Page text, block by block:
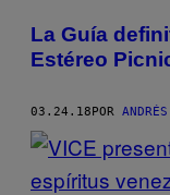
La Guía
Estéreo
03.24.18 POR